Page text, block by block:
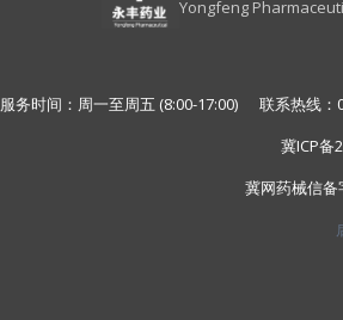
Yongfeng
服务时间：周一至周五 (8:00-17:00) 联系热线
冀ICP备
冀网药械信备